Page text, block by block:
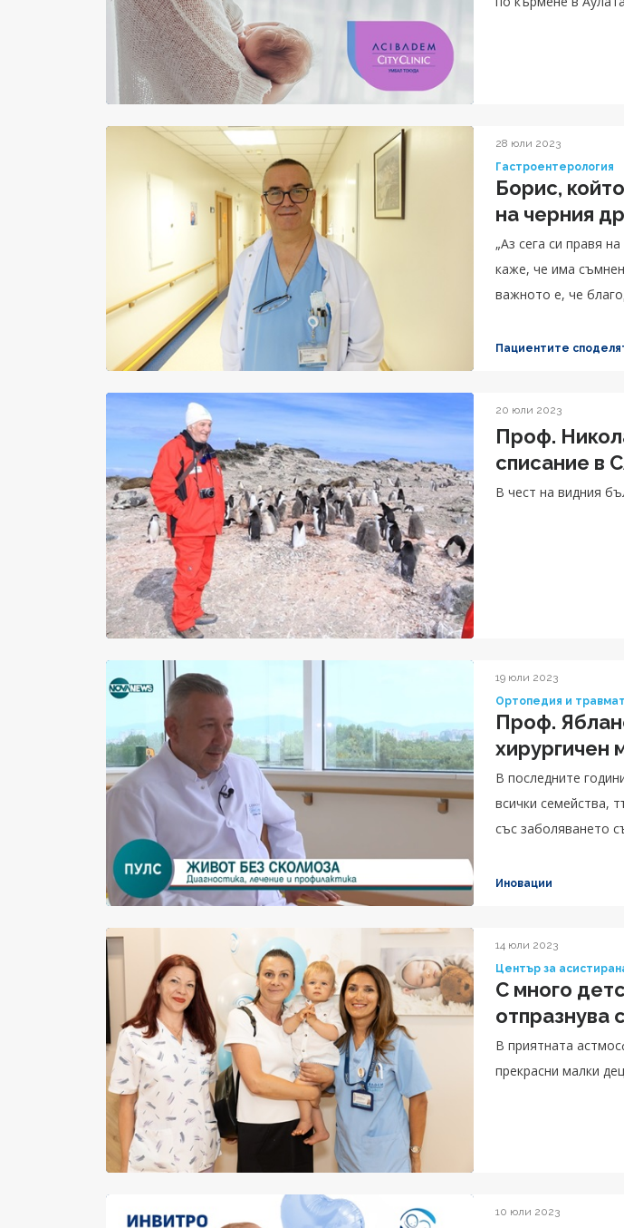
28 юли 2023
Гастроентерология
Борис,
на черния
„Аз сега си правя
каже, че има
важното е, че
изследвания. Сега
необходима.“,
Пациентите
20 юли 2023
Проф.
списание в
В чест на видния
19 юли 2023
Ортопедия и
Проф.
хирургичен
В последните
всички семейства,
със заболяването
средства и т.н. В
Иновации
14 юли 2023
Център за
С много
отпразнува
В приятната
прекрасни малки
10 юли 2023